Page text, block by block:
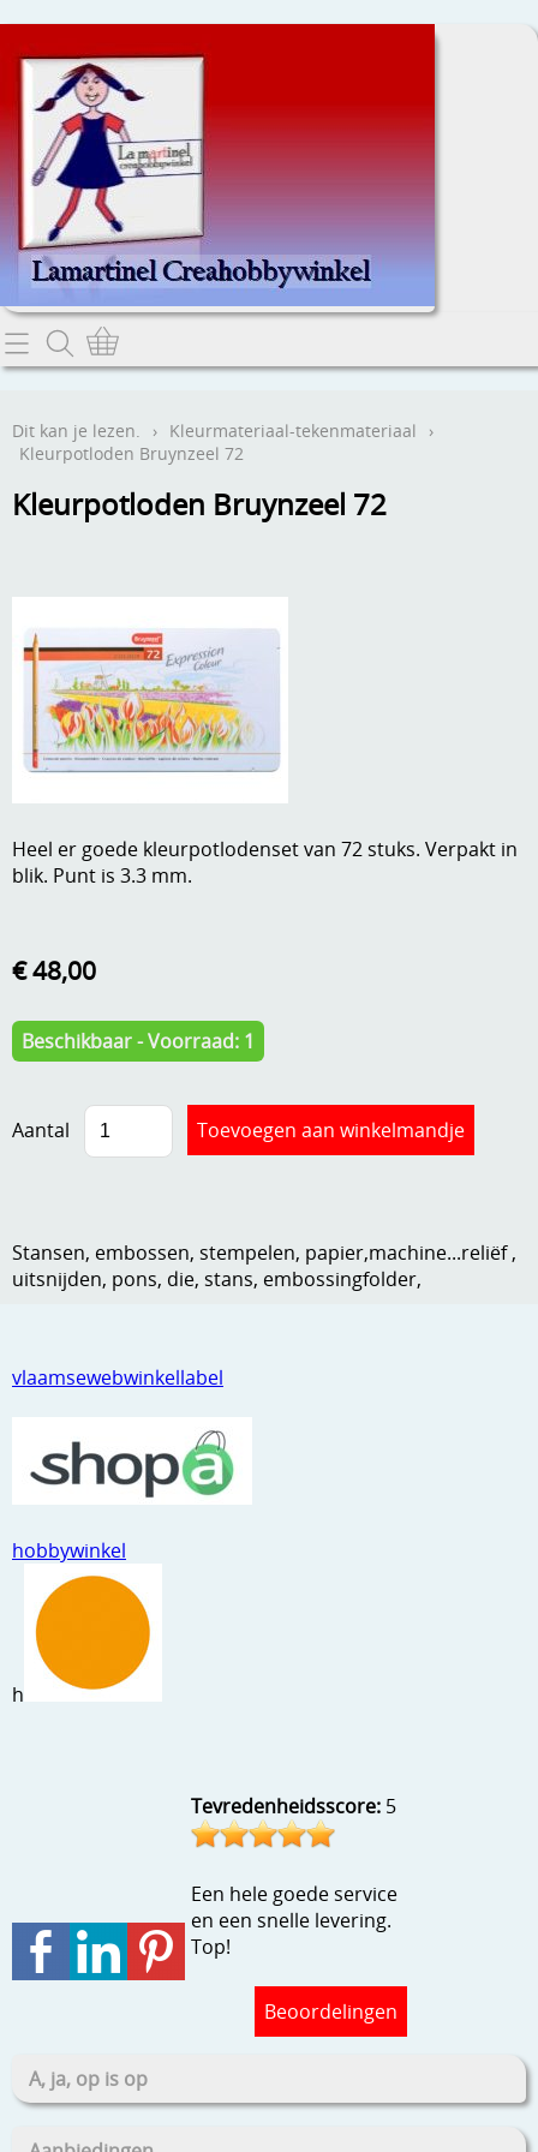
Home
Contact
Webwinkel
Aanbiedingen
Andere
Boeken en magazines
Dies om te stansen
Embossen
Hechtingsmaterialen
Kleurmateriaal-tekenmateriaal
Kneedmateriaal
Knipvellen
Merken
Netjes opbergen
Ponsen
Ribbelaar
Snijmaterialen
Speciaal papier
Stans machine en embossing machines
Stempels en zo
Template, mask, stencils, grids
Verzend - en verpakkingsk
Mijn account
Info
Gastenboek
vlaamsewebwinkellabel
hobbywinkel
h
Tevredenheidsscore: 5
Een hele goede service
en een snelle levering.
Top!
Beoordelingen
A, ja, op is op
Dit kan je lezen. › Kleurmateriaal-tekenmateriaal
›
Kleurpotloden Bruynzeel 72
Kleurpotloden Bruynzeel 72
Heel er goede kleurpotlodenset van 72 stuks. Verpakt in
blik. Punt is 3.3 mm.
€ 48,00
Beschikbaar - Voorraad: 1
Aantal
Stansen, embossen, stempelen, papier,machine...reliëf ,
uitsnijden, pons, die, stans, embossingfolder,